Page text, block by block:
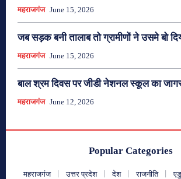
महराजगंज June 15, 2026
जब सड़क बनी तालाब तो ग्रामीणों ने उसमे बो
महराजगंज June 15, 2026
बाल श्रम दिवस पर जीडी नेशनल स्कूल का
महराजगंज June 12, 2026
Popular Categories
महराजगंज उत्तर प्रदेश देश राजनीति